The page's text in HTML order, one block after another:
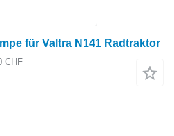
für Valtra N141 Radtraktor
CHF